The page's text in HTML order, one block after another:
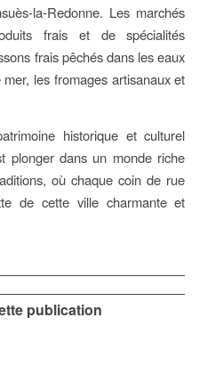
la-Redonne. Les marchés
frais et de spécialités
frais pêchés dans les eaux
les fromages artisanaux et
historique et culturel
plonger dans un monde riche
où chaque coin de rue
de cette ville charmante et
publication